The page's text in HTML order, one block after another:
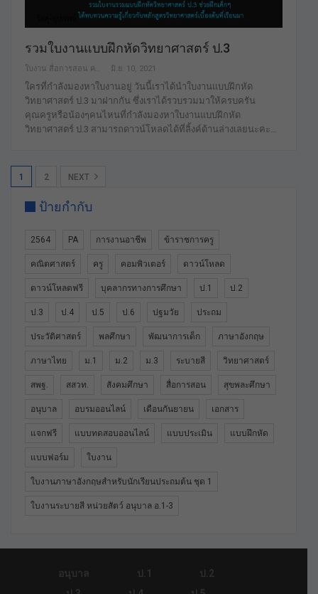
รวมใบงานแบบฝึกหัดวิทยาศาสตร์ ป.3
มิ.ย. 10, 2021
ใครที่กำลังมองหาใบงานอยู่ วันนี้เราได้นำใบงานแบบฝึกหัด
วิทยาศาสตร์ ป.3 มาฝากกัน ซึ่งเราได้รวบรวมมาให้ครบครัน
คุณครูหรือน้องๆคนไหนที่กำลังมองหาใบงานแบบฝึกหัด
วิทยาศาสตร์ ป.3 สามารถดาวน์โหลดได้ที่ลิ้งค์ด้านล่างเลยนะคะ…
1 2 NEXT
ป้ายกำกับ
2564 PA การงานอาชีพ ข้าราชการครู
คณิตศาสตร์ ครู คอมพิวเตอร์ ดาวน์โหลด
ดาวน์โหลดฟรี บุคลากรทางการศึกษา ป.1 ป.2
ป.3 ป.4 ป.5 ป.6 ปฐมวัย ประถม
ประวัติศาสตร์ พลศึกษา พัฒนาการเด็ก ภาษาอังกฤษ
ภาษาไทย ม.1 ม.2 ม.3 ระบายสี วิทยาศาสตร์
สพฐ. สสวท. สังคมศึกษา สื่อการสอน สุขพละศึกษา
อนุบาล อบรมออนไลน์ เดือนกันยายน เอกสาร
แจกฟรี แบบทดสอบออนไลน์ แบบประเมิน แบบฝึกหัด
แบบฟอร์ม ใบงาน
ใบงานภาษาอังกฤษสำหรับนักเรียนประถมต้น ชุด 1
ใบงานระบายสี หน่วยสัตว์ อนุบาล อ.1-3
อนุบาล ป.1
ป.2